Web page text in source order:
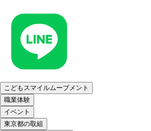
こどもスマイルムーブメント
職業体験
イベント
東京都の取組